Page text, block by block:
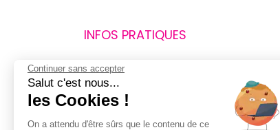
INFOS PRATIQUES
Retours et remboursements
Suivi de commande
Livraisons
Continuer sans accepter
Salut c'est nous...
les Cookies !
On a attendu d'être sûrs que le contenu de ce